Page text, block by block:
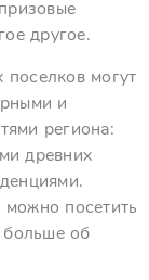
другое.
могут
и
региона:
древних
посетить
больше об